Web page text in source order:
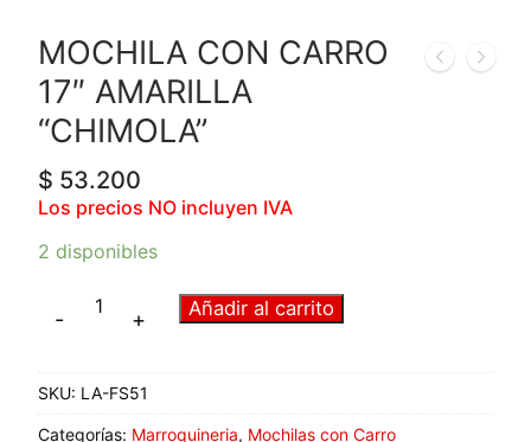
MOCHILA CON CARRO
17″ AMARILLA
“CHIMOLA”
$ 53.200
Los precios NO incluyen IVA
2 disponibles
- + Añadir al carrito
SKU: LA-FS51
Categorías: Marroquineria, Mochilas con Carro